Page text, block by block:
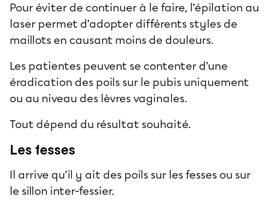
Pour éviter de continuer à le faire, l’épilation au
laser permet d’adopter différents styles de
maillots en causant moins de douleurs.
Les patientes peuvent se contenter d’une
éradication des poils sur le pubis uniquement
ou au niveau des lèvres vaginales.
Tout dépend du résultat souhaité.
Les fesses
Il arrive qu’il y ait des poils sur les fesses ou sur
le sillon inter-fessier.